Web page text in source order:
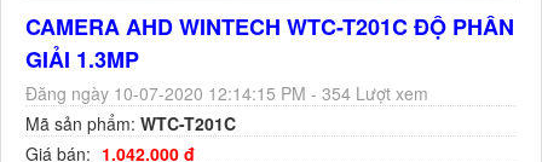
CAMERA AHD WINTECH WTC-T201C ĐỘ PHÂN
GIẢI 1.3MP
Đăng ngày 10-07-2020 12:14:15 PM - 354 Lượt xem
Mã sản phẩm: WTC-T201C
Giá bán: 1.042.000 đ